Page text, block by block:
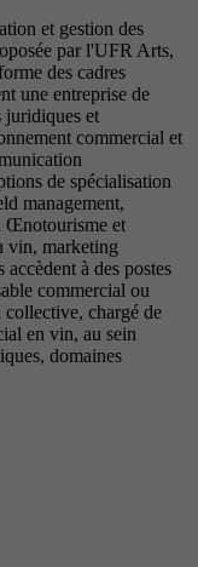
et gestion des
par l'UFR Arts,
des cadres
une entreprise de
juridiques et
commercial et
de spécialisation
management,
Œnotourisme et
vin, marketing
à des postes
commercial ou
collective, chargé de
en vin, au sein
domaines